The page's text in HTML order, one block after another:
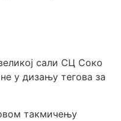
сали СЦ Соко
у дизању тегова за
такмичењу